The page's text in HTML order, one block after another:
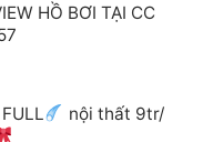
HỒ BƠI TẠI CC
nội thất 9tr/